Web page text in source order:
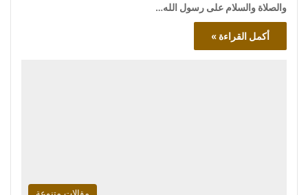
والصلاة والسلام على رسول الله…
أكمل القراءة »